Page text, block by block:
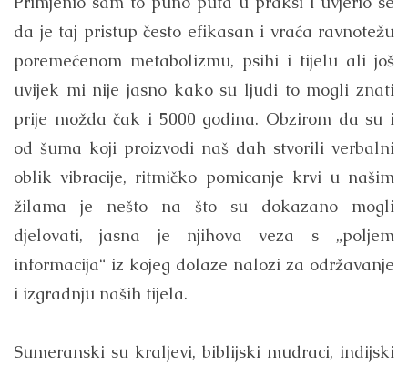
da je taj pristup često efikasan i vraća ravnotežu
poremećenom metabolizmu, psihi i tijelu ali još
uvijek mi nije jasno kako su ljudi to mogli znati
prije možda čak i 5000 godina. Obzirom da su i
od šuma koji proizvodi naš dah stvorili verbalni
oblik vibracije, ritmičko pomicanje krvi u našim
žilama je nešto na što su dokazano mogli
djelovati, jasna je njihova veza s „poljem
informacija“ iz kojeg dolaze nalozi za održavanje
i izgradnju naših tijela.
Sumeranski su kraljevi, biblijski mudraci, indijski